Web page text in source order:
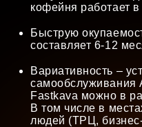
кофейня работает
Быструю
составляет 6-12
Вариативность –
самообслуживания
Fastkava можно в
В том числе в
людей (ТРЦ,